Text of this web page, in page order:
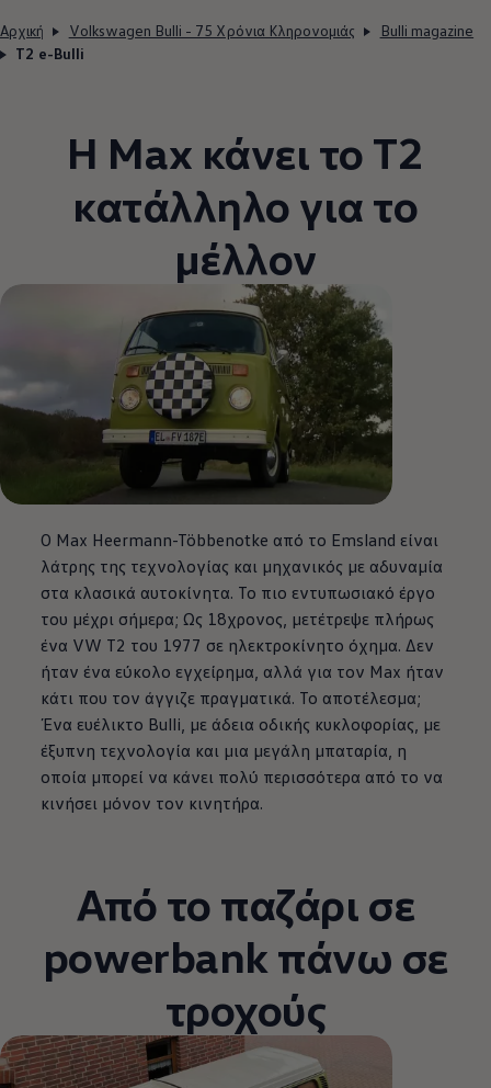
Αρχική Volkswagen Bulli - 75 Χρόνια Κληρονομιάς
Bulli magazine
T2 e-Bulli
Η Max κάνει το T2
κατάλληλο για το
μέλλον
Ο Max Heermann-Többenotke από το Emsland είναι
λάτρης της τεχνολογίας και μηχανικός με αδυναμία
στα κλασικά αυτοκίνητα. Το πιο εντυπωσιακό έργο
του μέχρι σήμερα; Ως 18χρονος, μετέτρεψε πλήρως
ένα VW T2 του 1977 σε ηλεκτροκίνητο όχημα. Δεν
ήταν ένα εύκολο εγχείρημα, αλλά για τον Max ήταν
κάτι που τον άγγιζε πραγματικά. Το αποτέλεσμα;
Ένα ευέλικτο Bulli, με άδεια οδικής κυκλοφορίας, με
έξυπνη τεχνολογία και μια μεγάλη μπαταρία, η
οποία μπορεί να κάνει πολύ περισσότερα από το να
κινήσει μόνον τον κινητήρα.
Από το παζάρι σε
powerbank πάνω σε
τροχούς